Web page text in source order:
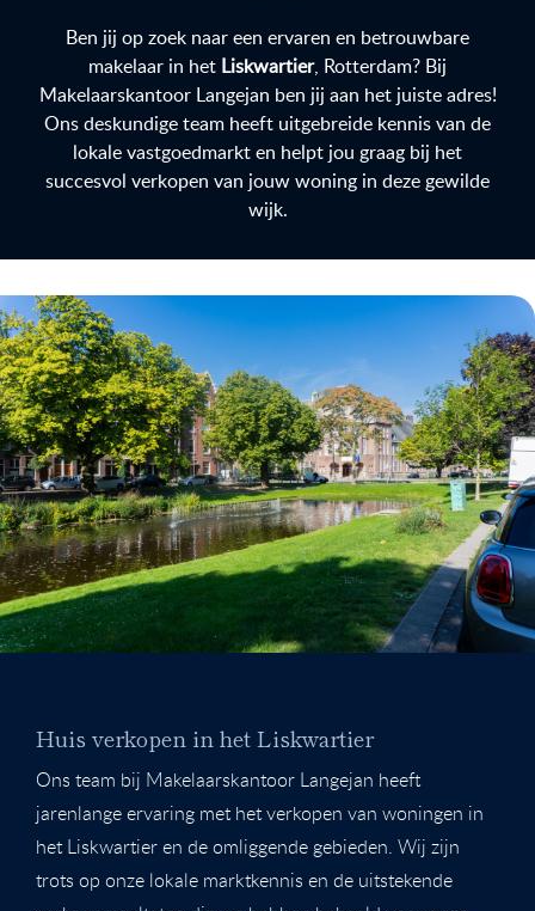
Ben jij op zoek naar een ervaren en betrouwbare
makelaar in het Liskwartier, Rotterdam? Bij
Makelaarskantoor Langejan ben jij aan het juiste adres!
Ons deskundige team heeft uitgebreide kennis van de
lokale vastgoedmarkt en helpt jou graag bij het
succesvol verkopen van jouw woning in deze gewilde
wijk.
Huis verkopen in het Liskwartier
Ons team bij Makelaarskantoor Langejan heeft
jarenlange ervaring met het verkopen van woningen in
het Liskwartier en de omliggende gebieden. Wij zijn
trots op onze lokale marktkennis en de uitstekende